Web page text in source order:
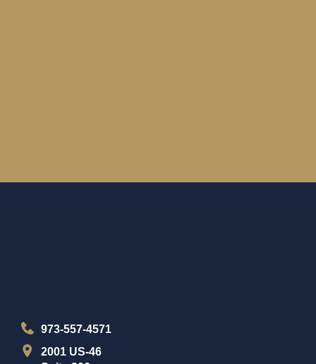
973-557-4571
2001 US-46